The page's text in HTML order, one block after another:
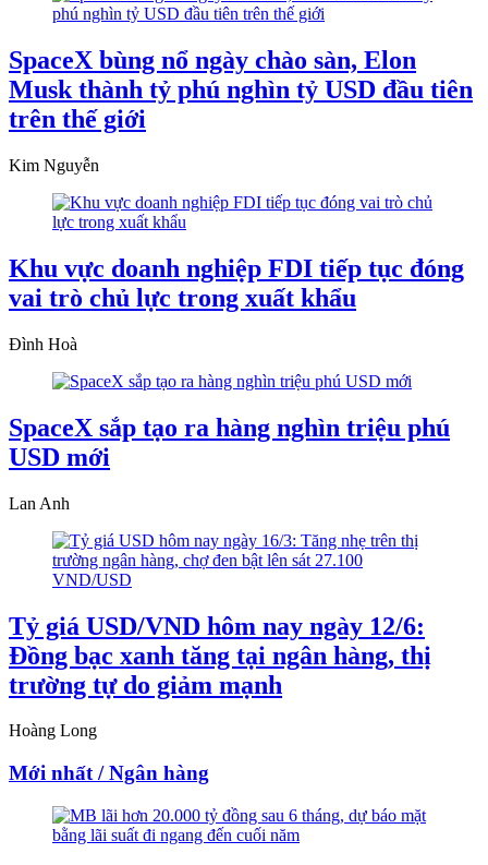
SpaceX bùng nổ ngày chào sàn, Elon
Musk thành tỷ phú nghìn tỷ USD đầu tiên
trên thế giới
Kim Nguyễn
Khu vực doanh nghiệp FDI tiếp tục đóng
vai trò chủ lực trong xuất khẩu
Đình Hoà
SpaceX sắp tạo ra hàng nghìn triệu phú
USD mới
Lan Anh
Tỷ giá USD/VND hôm nay ngày 12/6:
Đồng bạc xanh tăng tại ngân hàng, thị
trường tự do giảm mạnh
Hoàng Long
Mới nhất / Ngân hàng